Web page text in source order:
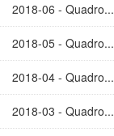
2018-06 - Quadro...
2018-05 - Quadro...
2018-04 - Quadro...
2018-03 - Quadro...